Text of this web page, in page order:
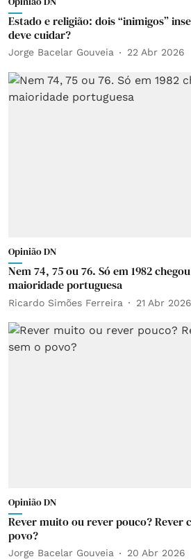
Estado e religião: dois “inimigos”
deve cuidar?
Jorge Bacelar Gouveia 22 Abr 2026
Opinião DN
Nem 74, 75 ou 76. Só em 1982
maioridade portuguesa
Ricardo Simões Ferreira 21 Abr 2026
Opinião DN
Rever muito ou rever pouco? Rever
povo?
Jorge Bacelar Gouveia 20 Abr 2026